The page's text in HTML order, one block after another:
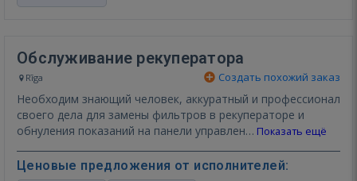
Обслуживание рекуператора
Rīga Создать похожий заказ
Необходим знающий человек, аккуратный и профессионал
своего дела для замены фильтров в рекуператоре и
обнуления показаний на панели управлен… Показать ещё
Ценовые предложения от исполнителей: